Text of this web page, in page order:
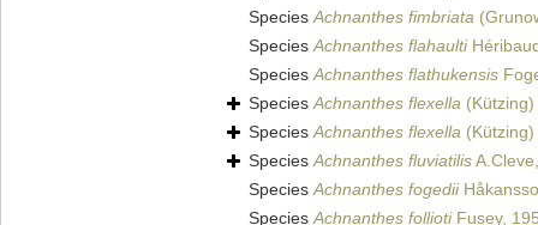
SpeciesAchnanthes fimbriata
SpeciesAchnanthes flahaulti
SpeciesAchnanthes flathukensis
SpeciesAchnanthes flexella
SpeciesAchnanthes flexella
SpeciesAchnanthes fluviatilis
SpeciesAchnanthes fogedii
SpeciesAchnanthes folliotiFusey,